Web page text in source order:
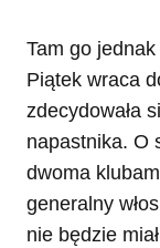
Tam go
Piątek wraca
zdecydowała
napastnika. O
dwoma
generalny
nie będzie